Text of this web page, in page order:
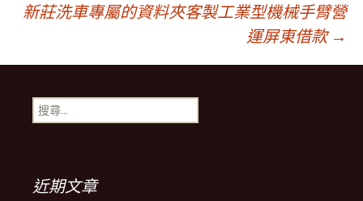
章
導
覽
列
新莊洗車專屬的資料夾客製工業型機械手臂營
運屏東借款 →
搜
尋
近期文章